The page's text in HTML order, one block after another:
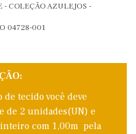
- COLEÇÃO AZULEJOS -
04728-001
tecido você deve
de 2 unidades(UN) e
com 1,00m pela